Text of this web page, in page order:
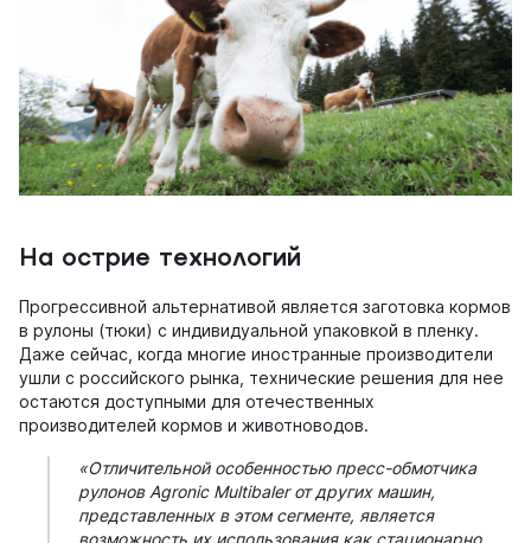
На острие технологий
Прогрессивной альтернативой является заготовка кормов
в рулоны (тюки) с индивидуальной упаковкой в пленку.
Даже сейчас, когда многие иностранные производители
ушли с российского рынка, технические решения для нее
остаются доступными для отечественных
производителей кормов и животноводов.
«Отличительной особенностью пресс-обмотчика
рулонов Agronic Multibaler от других машин,
представленных в этом сегменте, является
возможность их использования как стационарно,